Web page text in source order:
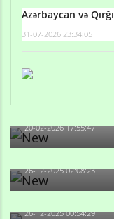
Azərbaycan və
31-07-2026 23:34:05
Qulu Məhərrəmli:
20-02-2026 17:55:47
Məni bura NAZİR
olan və...
26-12-2025 02:08:23
-Ay qız, sən
də, məni...
26-12-2025 00:54:29